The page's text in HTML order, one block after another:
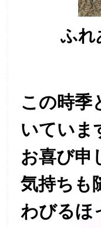
ふれ
この時季
いていま
お喜び申
気持ちも
わびるほ